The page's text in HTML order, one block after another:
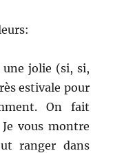
une jolie (si, si,
estivale pour
On fait
vous montre
ranger dans